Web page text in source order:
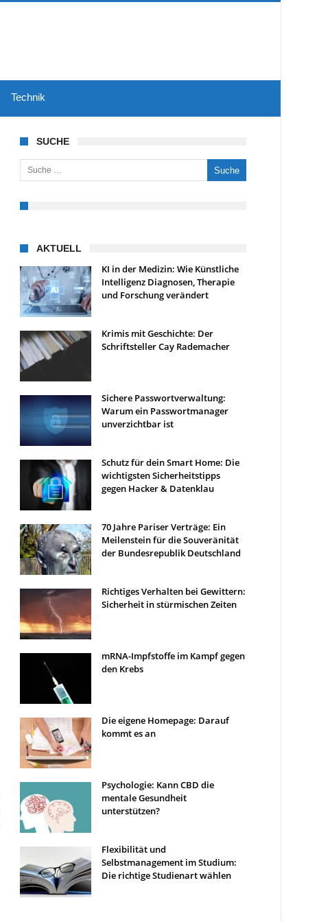
Technik
SUCHE
Suche nach:
AKTUELL
KI in der Medizin: Wie Künstliche
Intelligenz Diagnosen, Therapie
und Forschung verändert
Krimis mit Geschichte: Der
Schriftsteller Cay Rademacher
Sichere Passwortverwaltung:
Warum ein Passwortmanager
unverzichtbar ist
Schutz für dein Smart Home: Die
wichtigsten Sicherheitstipps
gegen Hacker & Datenklau
70 Jahre Pariser Verträge: Ein
Meilenstein für die Souveränität
der Bundesrepublik Deutschland
Richtiges Verhalten bei Gewittern:
Sicherheit in stürmischen Zeiten
mRNA-Impfstoffe im Kampf gegen
den Krebs
Die eigene Homepage: Darauf
kommt es an
Psychologie: Kann CBD die
mentale Gesundheit
unterstützen?
Flexibilität und
Selbstmanagement im Studium:
Die richtige Studienart wählen